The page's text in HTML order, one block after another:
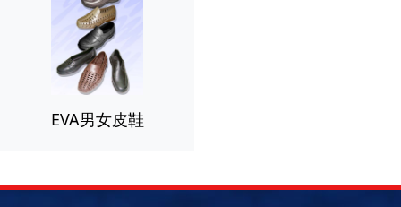
EVA男女皮鞋